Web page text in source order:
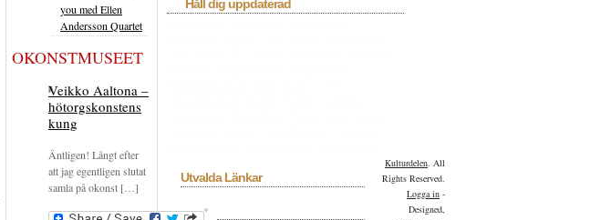
you med Ellen
Andersson Quartet
OKONSTMUSEET
Veikko Aaltona –
hötorgskonstens
kung
Äntligen! Långt efter
att jag egentligen slutat
samla på okonst […]
Håll dig uppdaterad
Utvalda Länkar
Kulturdelen. All
Rights Reserved.
Logga in -
Designed,